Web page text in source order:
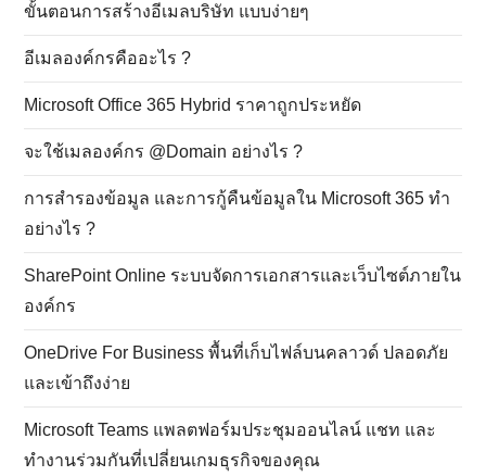
ขั้นตอนการสร้างอีเมลบริษัท แบบง่ายๆ
อีเมลองค์กรคืออะไร ?
Microsoft Office 365 Hybrid ราคาถูกประหยัด
จะใช้เมลองค์กร @Domain อย่างไร ?
การสำรองข้อมูล และการกู้คืนข้อมูลใน Microsoft 365 ทำ
อย่างไร ?
SharePoint Online ระบบจัดการเอกสารและเว็บไซต์ภายใน
องค์กร
OneDrive For Business พื้นที่เก็บไฟล์บนคลาวด์ ปลอดภัย
และเข้าถึงง่าย
Microsoft Teams แพลตฟอร์มประชุมออนไลน์ แชท และ
ทำงานร่วมกันที่เปลี่ยนเกมธุรกิจของคุณ